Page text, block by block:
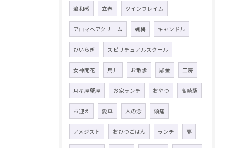
違和感 立春 ツインフレイム
アロマヘアクリーム 蝋梅 キャンドル
ひいらぎ スピリチュアルスクール
女神開花 烏川 お散歩 彫金 工房
月星座蟹座 お家ランチ おやつ 高崎駅
お迎え 愛車 人の念 頭痛
アメジスト おひつごはん ランチ 夢